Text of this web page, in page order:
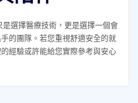
選擇醫療技術，更是選擇一個會
的團隊。若您重視舒適安全的就
經驗或許能給您實際參考與安心